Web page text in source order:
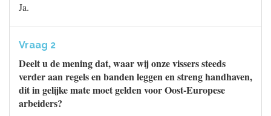
Ja.
Vraag 2
Deelt u de mening dat, waar wij onze vissers steeds
verder aan regels en banden leggen en streng handhaven,
dit in gelijke mate moet gelden voor Oost-Europese
arbeiders?